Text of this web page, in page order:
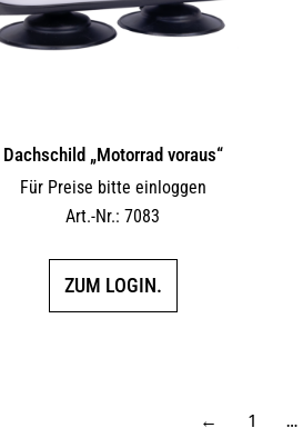
Dachschild „Motorrad voraus“
Für Preise bitte einloggen
Art.-Nr.: 7083
ZUM LOGIN.
← 1 …